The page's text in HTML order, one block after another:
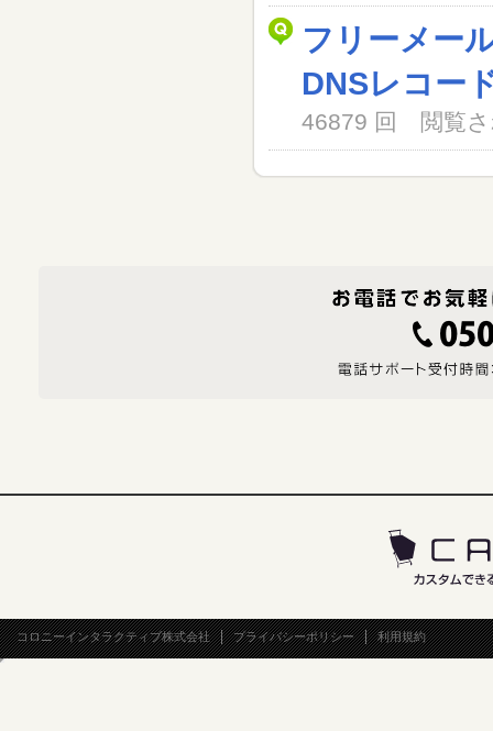
フリーメー
DNSレコー
46879 回 閲覧
コロニーインタラクティブ株式会社 プライバシーポリシー 利用規約